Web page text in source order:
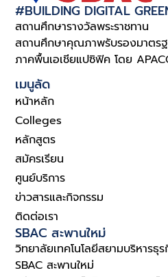
#BUILDING DIGITAL
สถานศึกษารางวัลพระราชทาน
สถานศึกษาคุณภาพรับรองมาตร
ภาคพื้นเอเชียแปซิฟิค โดย
เมนูลัด
หน้าหลัก
Colleges
หลักสูตร
สมัครเรียน
ศูนย์บริการ
ข่าวสารและกิจกรรม
ติดต่อเรา
SBAC สะพานใหม่
วิทยาลัยเทคโนโลยีสยามบริหารธุ
SBAC สะพานใหม่